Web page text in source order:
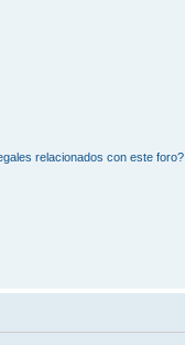
relacionados con este foro?